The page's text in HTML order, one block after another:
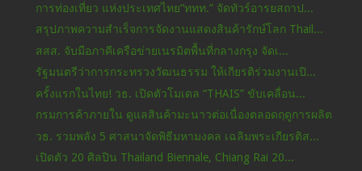
การท่องเที่ยว แห่งประเทศไทย“ททท.” จัดทัวร์อารยสถาป...
สรุปภาพความสำเร็จการจัดงานแสดงสินค้ารักษ์โลก Thail...
สสส. จับมือภาคีเครือข่ายเนรมิตพื้นที่กลางกรุง จัดเ...
รัฐมนตรีว่าการกระทรวงวัฒนธรรม ให้เกียรติร่วมงานเปิ...
ครั้งแรกในไทย! วธ. เปิดตัวโมเดล “THAIS” ขับเคลื่อน...
กรมการค้าภายใน ดูแลสินค้ามะนาวต่อเนื่องตลอดฤดูการผลิต
วธ. รวมพลัง 5 ศาสนาจัดพิธีมหามงคล เฉลิมพระเกียรติส...
เปิดตัว 20 ศิลปิน Thailand Biennale, Chiang Rai 20...